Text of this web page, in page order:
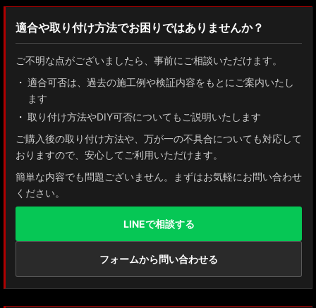
適合や取り付け方法でお困りではありませんか？
ご不明な点がございましたら、事前にご相談いただけます。
適合可否は、過去の施工例や検証内容をもとにご案内いたし
ます
取り付け方法やDIY可否についてもご説明いたします
ご購入後の取り付け方法や、万が一の不具合についても対応して
おりますので、安心してご利用いただけます。
簡単な内容でも問題ございません。まずはお気軽にお問い合わせ
ください。
LINEで相談する
フォームから問い合わせる